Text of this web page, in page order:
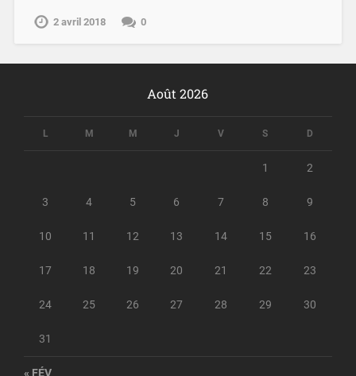
2 avril 2018 0
Août 2026
L M M J V S D
1 2
3 4 5 6 7 8 9
10 11 12 13 14 15 16
17 18 19 20 21 22 23
24 25 26 27 28 29 30
31
« FÉV